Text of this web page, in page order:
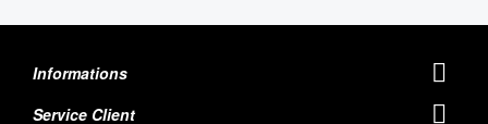
Informations
Service Client